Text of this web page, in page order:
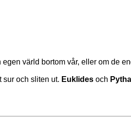
värld bortom vår, eller om de
sur och sliten ut. Euklides och